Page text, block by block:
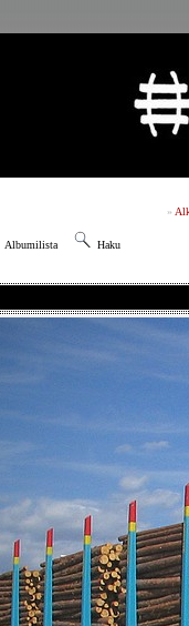
»
Albumilista Haku